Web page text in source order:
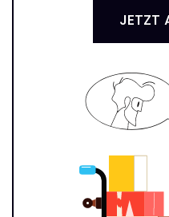
JETZT